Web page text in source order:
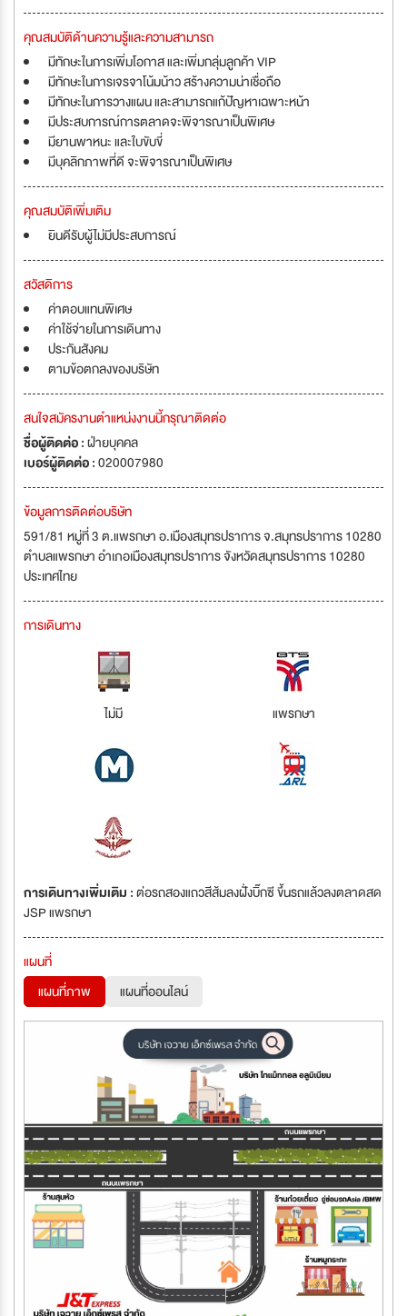
คุณสมบัติด้านความรู้และความสามารถ
มีทักษะในการเพิ่มโอกาส และเพิ่มกลุ่มลูกค้า VIP
มีทักษะในการเจรจาโน้มน้าว สร้างความน่าเชื่อถือ
มีทักษะในการวางแผน และสามารถแก้ปัญหาเฉพาะหน้า
มีประสบการณ์การตลาดจะพิจารณาเป็นพิเศษ
มียานพาหนะ และใบขับขี่
มีบุคลิกภาพที่ดี จะพิจารณาเป็นพิเศษ
คุณสมบัติเพิ่มเติม
ยินดีรับผู้ไม่มีประสบการณ์
สวัสดิการ
ค่าตอบแทนพิเศษ
ค่าใช้จ่ายในการเดินทาง
ประกันสังคม
ตามข้อตกลงของบริษัท
สนใจสมัครงานตำแหน่งงานนี้กรุณาติดต่อ
ชื่อผู้ติดต่อ :ฝ่ายบุคคล
เบอร์ผู้ติดต่อ :020007980
ข้อมูลการติดต่อบริษัท
591/81 หมู่ที่ 3 ต.แพรกษา อ.เมืองสมุทรปราการ จ.สมุทรปราการ 10280
ตำบลแพรกษา อำเภอเมืองสมุทรปราการ จังหวัดสมุทรปราการ 10280
ประเทศไทย
การเดินทาง
ไม่มี แพรกษา
การเดินทางเพิ่มเติม :ต่อรถสองแถวสีส้มลงฝั่งบิ๊กซี ขึ้นรถแล้วลงตลาดสด
JSP แพรกษา
แผนที่
แผนที่ภาพ
แผนที่ออนไลน์